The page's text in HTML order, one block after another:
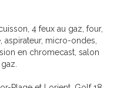
4 feux au gaz, four,
aspirateur, micro-ondes,
en chromecast, salon